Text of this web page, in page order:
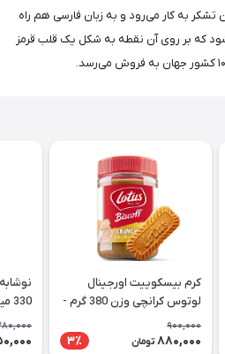
تشکر به کار می‌رود و به زبان فارسی هم راه
که بر روی آن نقطه به شکل یک قلب قرمز
کرم بیسکوییت اورجینال
لوتوس کرانچی وزن 380 گرم -
Lotus
900,000
880,000 تومان 3٪
330 میل CocaCola Vanilla